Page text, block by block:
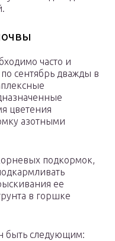
часто и
сентябрь дважды в
цветения
азотными
подкормок,
ее
в горшке
быть следующим: